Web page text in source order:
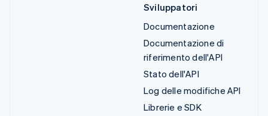
Sviluppatori
Documentazione
Documentazione di
riferimento dell'API
Stato dell'API
Log delle modifiche API
Librerie e SDK